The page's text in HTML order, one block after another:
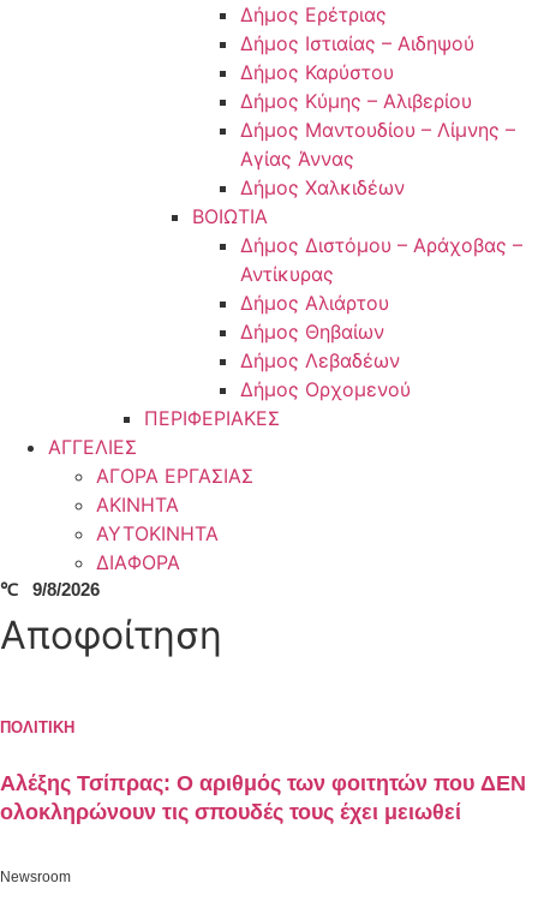
Δήμος Ερέτριας
Δήμος Ιστιαίας – Αιδηψού
Δήμος Καρύστου
Δήμος Κύμης – Αλιβερίου
Δήμος Μαντουδίου – Λίμνης –
Αγίας Άννας
Δήμος Χαλκιδέων
ΒΟΙΩΤΙΑ
Δήμος Διστόμου – Αράχοβας –
Αντίκυρας
Δήμος Αλιάρτου
Δήμος Θηβαίων
Δήμος Λεβαδέων
Δήμος Ορχομενού
ΠΕΡΙΦΕΡΙΑΚΕΣ
ΑΓΓΕΛΙΕΣ
ΑΓΟΡΑ ΕΡΓΑΣΙΑΣ
ΑΚΙΝΗΤΑ
ΑΥΤΟΚΙΝΗΤΑ
ΔΙΑΦΟΡΑ
℃ 9/8/2026
Αποφοίτηση
ΠΟΛΙΤΙΚΗ
Αλέξης Τσίπρας: Ο αριθμός των φοιτητών που ΔΕΝ
ολοκληρώνουν τις σπουδές τους έχει μειωθεί
Newsroom